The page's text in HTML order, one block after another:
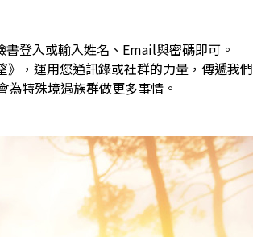
登入或輸入姓名、Email與密碼即可。
，運用您通訊錄或社群的力量，傳遞我們
特殊境遇族群做更多事情。